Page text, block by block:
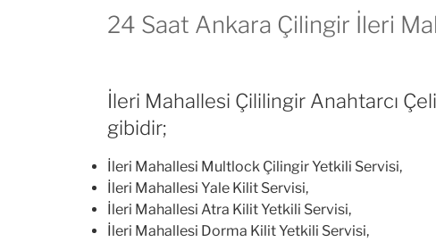
24 Saat Ankara Çilingir İleri
İleri Mahallesi Çililingir Anahtarcı
gibidir;
İleri Mahallesi Multlock Çilingir Yetkili Servisi,
İleri Mahallesi Yale Kilit Servisi,
İleri Mahallesi Atra Kilit Yetkili Servisi,
İleri Mahallesi Dorma Kilit Yetkili Servisi,